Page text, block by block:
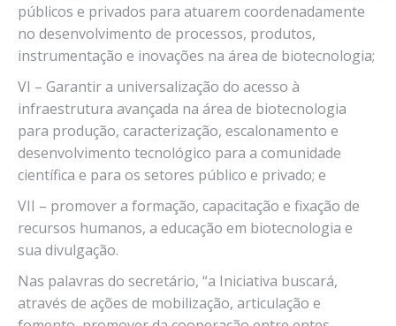
públicos e privados para atuarem coordenadamente
no desenvolvimento de processos, produtos,
instrumentação e inovações na área de biotecnologia;
VI – Garantir a universalização do acesso à
infraestrutura avançada na área de biotecnologia
para produção, caracterização, escalonamento e
desenvolvimento tecnológico para a comunidade
científica e para os setores público e privado; e
VII – promover a formação, capacitação e fixação de
recursos humanos, a educação em biotecnologia e
sua divulgação.
Nas palavras do secretário, “a Iniciativa buscará,
através de ações de mobilização, articulação e